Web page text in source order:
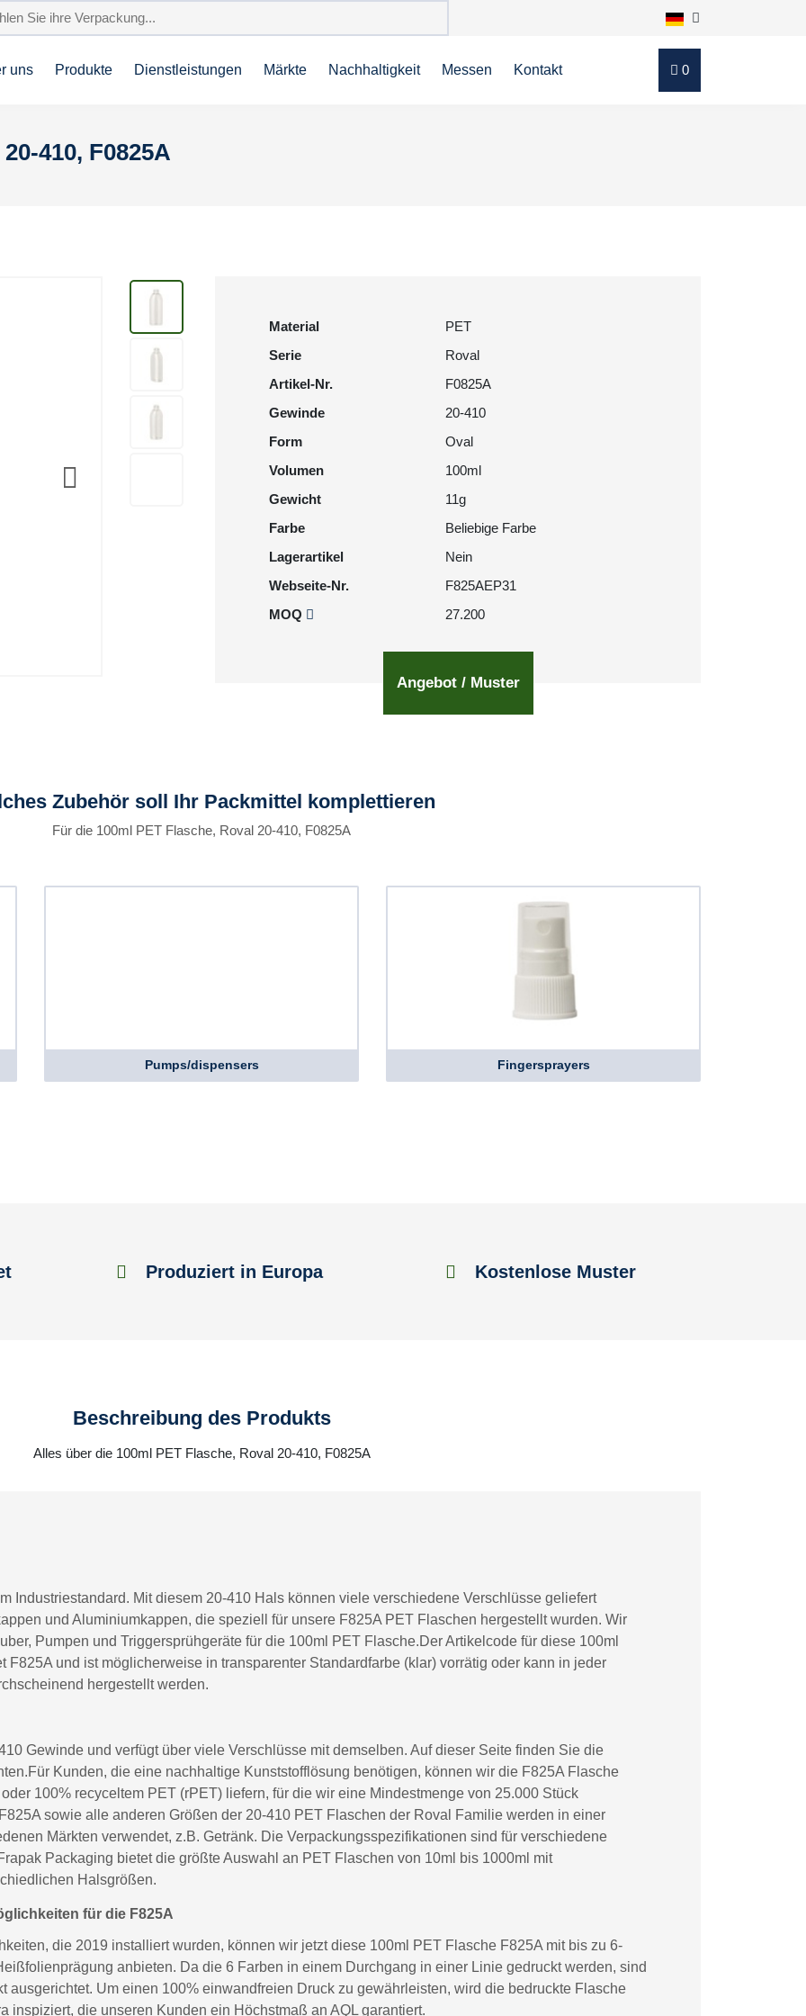
uns Produkte Dienstleistungen Märkte Nachhaltigkeit Messen Kontakt 0
410, F0825A
Material
PET
Serie
Roval
Artikel-Nr.
F0825A
Gewinde
20-410
Form
Oval
Volumen
100ml
Gewicht
11g
Farbe
Beliebige Farbe
Lagerartikel
Nein
Webseite-Nr.
F825AEP31
MOQ
27.200
Angebot / Muster
Zubehör soll Ihr Packmittel komplettieren
Für die 100ml PET Flasche, Roval 20-410, F0825A
Pumps/dispensers Fingersprayers
Produziert in Europa Kostenlose Muster
Beschreibung des Produkts
Alles über die 100ml PET Flasche, Roval 20-410, F0825A
Industriestandard. Mit diesem 20-410 Hals können viele verschiedene Verschlüsse geliefert
und Aluminiumkappen, die speziell für unsere F825A PET Flaschen hergestellt wurden. Wir
Pumpen und Triggersprühgeräte für die 100ml PET Flasche.Der Artikelcode für diese 100ml
F825A und ist möglicherweise in transparenter Standardfarbe (klar) vorrätig oder kann in jeder
hergestellt werden.
Gewinde und verfügt über viele Verschlüsse mit demselben. Auf dieser Seite finden Sie die
Kunden, die eine nachhaltige Kunststofflösung benötigen, können wir die F825A Flasche
100% recyceltem PET (rPET) liefern, für die wir eine Mindestmenge von 25.000 Stück
sowie alle anderen Größen der 20-410 PET Flaschen der Roval Familie werden in einer
Märkten verwendet, z.B. Getränk. Die Verpackungsspezifikationen sind für verschiedene
Packaging bietet die größte Auswahl an PET Flaschen von 10ml bis 1000ml mit
Halsgrößen.
für die F825A
die 2019 installiert wurden, können wir jetzt diese 100ml PET Flasche F825A mit bis zu 6-
anbieten. Da die 6 Farben in einem Durchgang in einer Linie gedruckt werden, sind
ausgerichtet. Um einen 100% einwandfreien Druck zu gewährleisten, wird die bedruckte Flasche
inspiziert, die unseren Kunden ein Höchstmaß an AQL garantiert.